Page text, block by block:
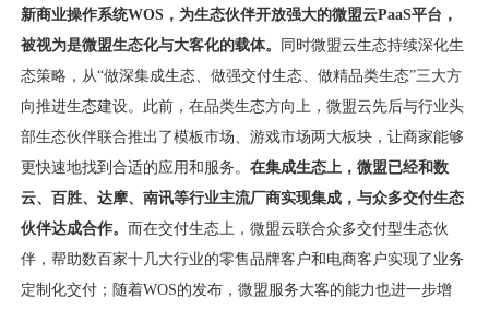
新商业操作系统WOS，为生态伙伴开放强大的微盟云PaaS平台，
被视为是微盟生态化与大客化的载体。
同时微盟云生态持续深化生
态策略，从“做深集成生态、做强交付生态、做精品类生态”三大方
向推进生态建设。此前，在品类生态方向上，微盟云先后与行业头
部生态伙伴联合推出了模板市场、游戏市场两大板块，让商家能够
更快速地找到合适的应用和服务。在集成生态上，微盟已经和数
云、百胜、达摩、南讯等行业主流厂商实现集成，与众多交付生态
伙伴达成合作。 而在交付生态上，微盟云联合众多交付型生态伙
伴，帮助数百家十几大行业的零售品牌客户和电商客户实现了业务
定制化交付；随着WOS的发布，微盟服务大客的能力也进一步增